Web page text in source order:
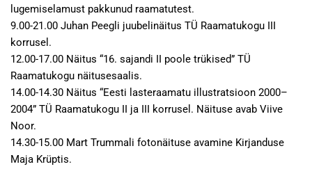
lugemiselamust pakkunud raamatutest.
9.00-21.00 Juhan Peegli juubelinäitus TÜ Raamatukogu III
korrusel.
12.00-17.00 Näitus “16. sajandi II poole trükised” TÜ
Raamatukogu näitusesaalis.
14.00-14.30 Näitus “Eesti lasteraamatu illustratsioon 2000–
2004” TÜ Raamatukogu II ja III korrusel. Näituse avab Viive
Noor.
14.30-15.00 Mart Trummali fotonäituse avamine Kirjanduse
Maja Krüptis.